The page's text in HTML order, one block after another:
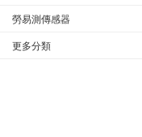
勞易測傳感器
更多分類